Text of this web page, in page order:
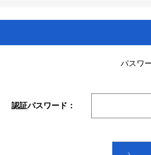
パスワ
認証パスワード：